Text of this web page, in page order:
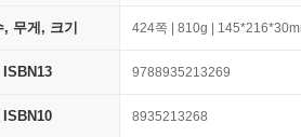
, 무게, 크기 424쪽 | 810g |
ISBN13 9788935213269
ISBN10 8935213268